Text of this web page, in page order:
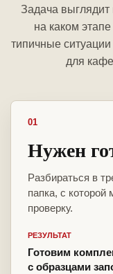
Задача выглядит
на каком
типичные
для
01
Нужен
Разбираться в
папка, с которой
проверку.
РЕЗУЛЬТАТ
Готовим
с образцами